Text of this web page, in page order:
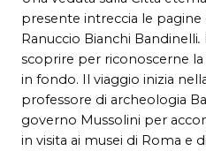
presente intreccia le
Ranuccio Bianchi Bandinelli.
scoprire per riconoscerne
in fondo. Il viaggio inizia
professore di archeologia
governo Mussolini per
in visita ai musei di Roma e